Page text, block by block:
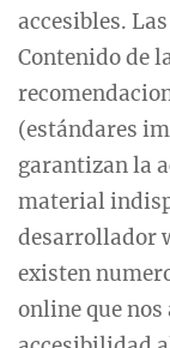
accesibles.
Contenido de
(estándares
garantizan la
material
desarrollador
existen
online que